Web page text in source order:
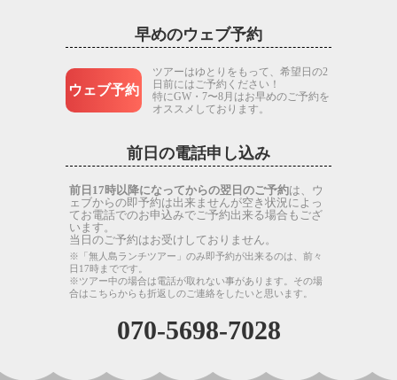
早めのウェブ予約
ウェブ予約
ツアーはゆとりをもって、希望日の2
日前にはご予約ください！
特にGW・7〜8月はお早めのご予約を
オススメしております。
前日の電話申し込み
前日17時以降になってからの翌日のご予約は、ウ
ェブからの即予約は出来ませんが空き状況によっ
てお電話でのお申込みでご予約出来る場合もござ
います。
当日のご予約はお受けしておりません。
※「無人島ランチツアー」のみ即予約が出来るのは、前々
日17時までです。
※ツアー中の場合は電話が取れない事があります。その場
合はこちらからも折返しのご連絡をしたいと思います。
070-5698-7028